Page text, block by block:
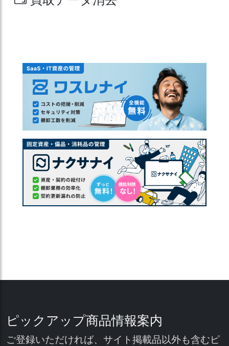
ピックアップ商品情報案内
ご登録いただければ、サイト掲載品以外も含むピ